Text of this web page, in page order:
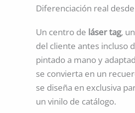
Diferenciación real
Un centro de láser tag,
del cliente antes incluso
pintado a mano y
se convierta en un
se diseña en exclusiva
un vinilo de catálogo.